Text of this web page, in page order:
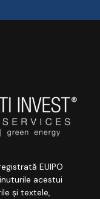
EUIPO
acestui
și textele,